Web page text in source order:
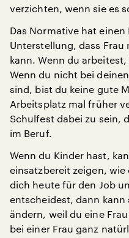
verzichten, wenn sie es
Das Normative hat einen
Unterstellung, dass
kann. Wenn du
Wenn du nicht bei
sind, bist du keine gute
Arbeitsplatz mal früher
Schulfest dabei zu sein,
im Beruf.
Wenn du Kinder hast,
einsatzbereit zeigen,
dich heute für den Job
entscheidest, dann kann
ändern, weil du eine
bei einer Frau ganz